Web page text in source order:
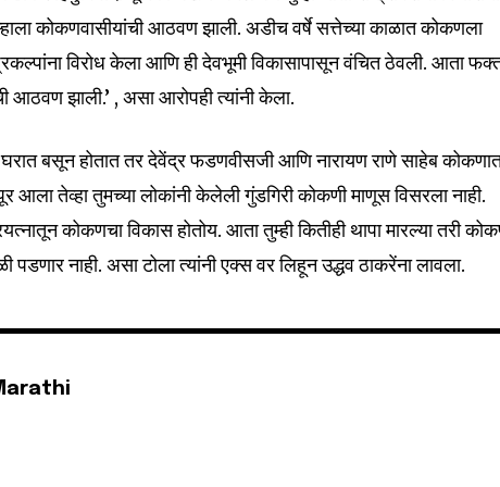
कोकणवासीयांची आठवण झाली. अडीच वर्षे सत्तेच्या काळात कोकणला
विरोध केला आणि ही देवभूमी विकासापासून वंचित ठेवली. आता
आठवण झाली.’ , असा आरोपही त्यांनी केला.
बसून होतात तर देवेंद्र फडणवीसजी आणि नारायण राणे साहेब
आला तेव्हा तुमच्या लोकांनी केलेली गुंडगिरी कोकणी माणूस विसरला नाही.
कोकणचा विकास होतोय. आता तुम्ही कितीही थापा मारल्या तरी
पडणार नाही. असा टोला त्यांनी एक्स वर लिहून उद्धव ठाकरेंना लावला.